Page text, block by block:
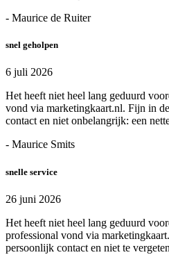
- Maurice de Ruiter
snel geholpen
6 juli 2026
Het heeft niet heel lang geduurd
vond via marketingkaart.nl. Fijn in
contact en niet onbelangrijk: een
- Maurice Smits
snelle service
26 juni 2026
Het heeft niet heel lang geduurd
professional vond via
persoonlijk contact en niet te